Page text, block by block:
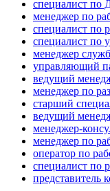
специалист по
менеджер по
специалист по
специалист по
менеджер
управляющий
ведущий
менеджер по
старший
ведущий
менеджер-
менеджер по
оператор по
специалист по
представитель